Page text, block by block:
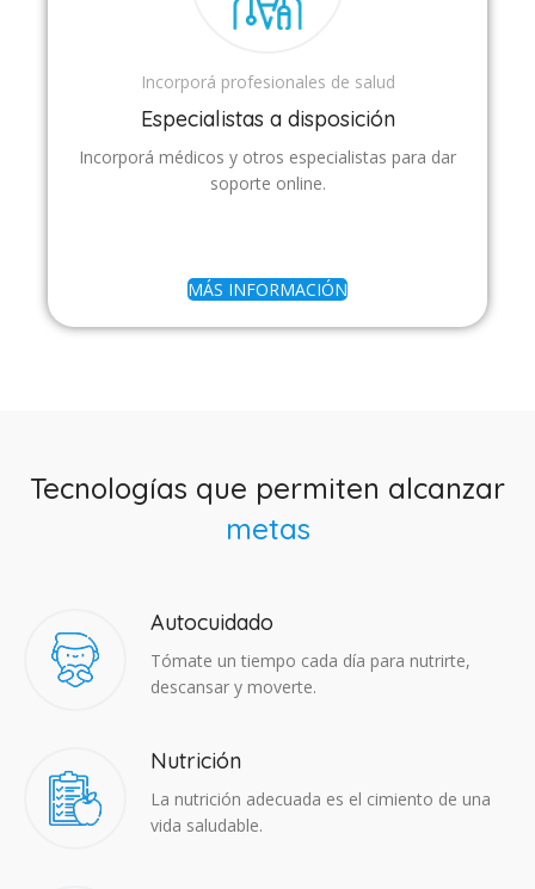
Incorporá profesionales de salud
Especialistas a disposición
Incorporá médicos y otros especialistas para dar
soporte online.
MÁS INFORMACIÓN
Tecnologías que permiten alcanzar
metas
Autocuidado
Tómate un tiempo cada día para nutrirte,
descansar y moverte.
Nutrición
La nutrición adecuada es el cimiento de una
vida saludable.